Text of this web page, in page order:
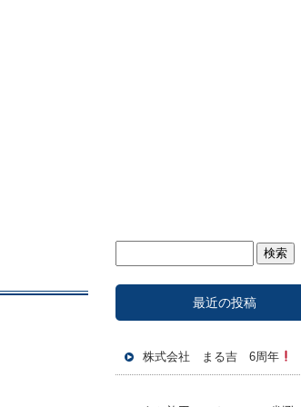
最近の投稿
株式会社 まる吉 6周年